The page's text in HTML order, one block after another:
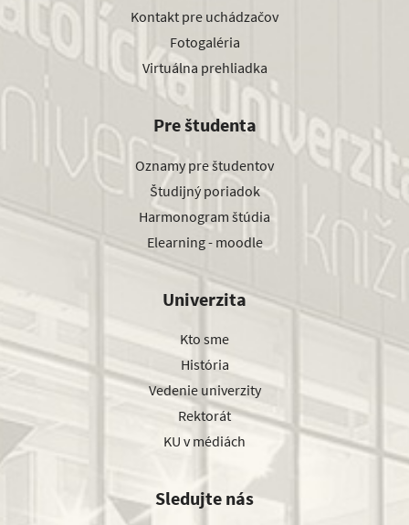
Kontakt pre uchádzačov
Fotogaléria
Virtuálna prehliadka
Pre študenta
Oznamy pre študentov
Študijný poriadok
Harmonogram štúdia
Elearning - moodle
Univerzita
Kto sme
História
Vedenie univerzity
Rektorát
KU v médiách
Sledujte nás